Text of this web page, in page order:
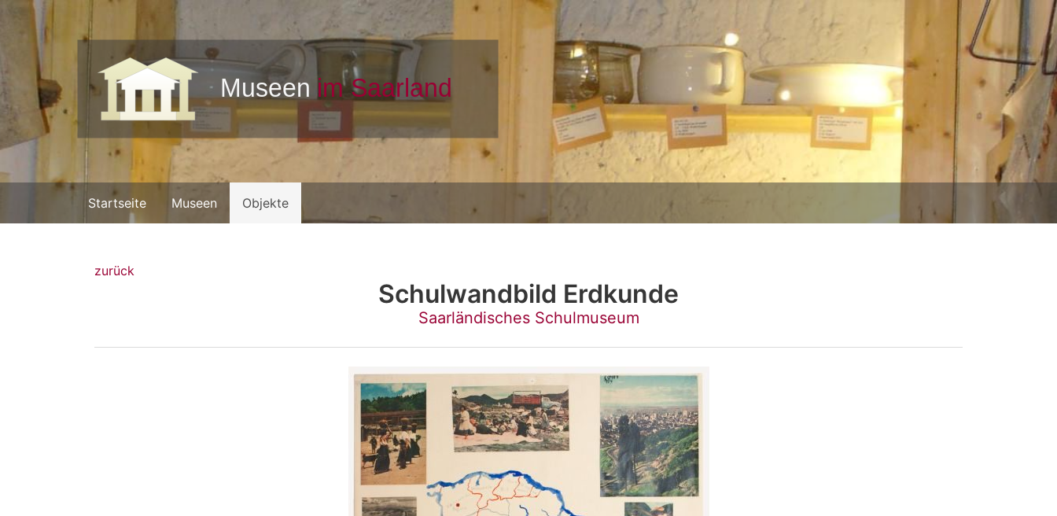
Startseite Museen Objekte
zurück
Schulwandbild Erdkunde
Saarländisches Schulmuseum